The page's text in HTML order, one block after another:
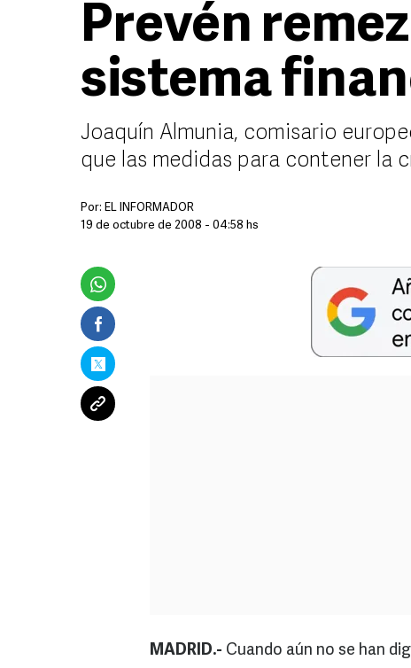
Prevén
sistema
Joaquín Almunia, comisario
que las medidas para contener la
Por: EL INFORMADOR
19 de octubre de 2008 - 04:58 hs
MADRID.- Cuando aún no se han